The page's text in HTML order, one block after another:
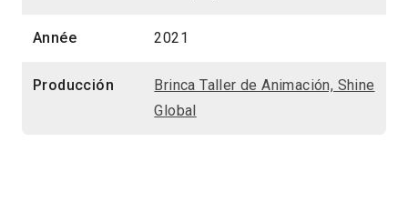
Année 2021
Producción
Brinca Taller de Animación, Shine
Global